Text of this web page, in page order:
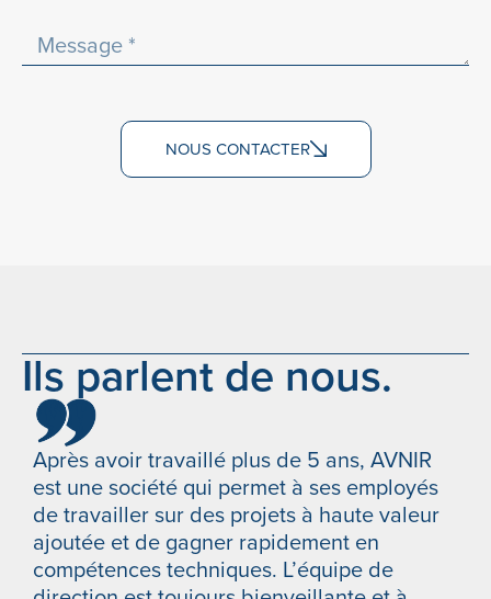
NOUS CONTACTER
Ils parlent de nous.
Après avoir travaillé plus de 5 ans, AVNIR
est une société qui permet à ses employés
de travailler sur des projets à haute valeur
ajoutée et de gagner rapidement en
compétences techniques. L’équipe de